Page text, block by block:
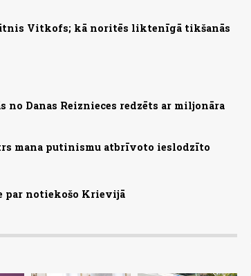
Vitkofs; kā noritēs liktenīgā tikšanās
no Danas Reiznieces redzēts ar miljonāra
mana putinismu atbrīvoto ieslodzīto
par notiekošo Krievijā